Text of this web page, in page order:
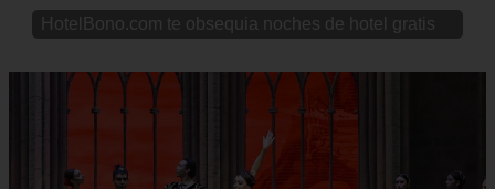
HotelBono.com te obsequia noches de hotel gratis